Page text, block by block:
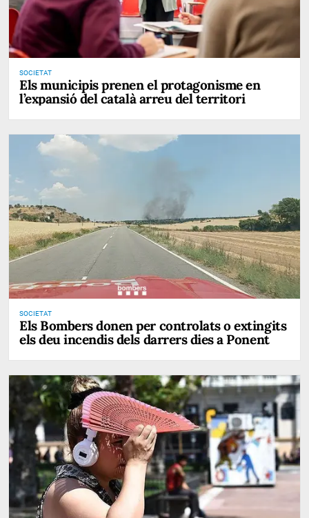
SOCIETAT
Els municipis prenen el protagonisme en
l’expansió del català arreu del territori
SOCIETAT
Els Bombers donen per controlats o extingits
els deu incendis dels darrers dies a Ponent